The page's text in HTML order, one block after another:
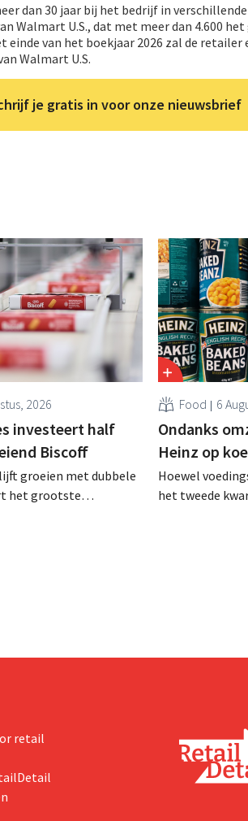
dan 30 jaar bij het bedrijf in
Walmart U.S., dat met meer dan 4.600
van het boekjaar 2026 zal de retailer
Walmart U.S.
je gratis in voor onze nieuwsbrief
2026
investeert half
Biscoff
groeien met dubbele
het grootste
Food 6
Ondanks
Heinz op
Hoewel
het tweede
retail